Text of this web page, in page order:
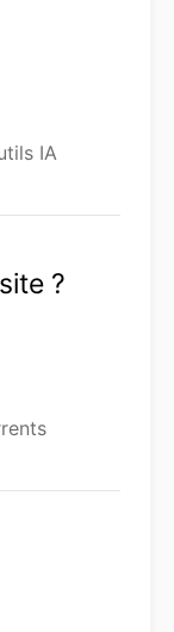
IA
?